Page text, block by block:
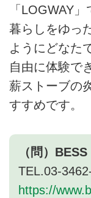
「LOGWAY
暮らしをゆっ
ようにどなた
自由に体験で
薪ストーブの
すすめです。
（問）BESS
TEL.03-
https://